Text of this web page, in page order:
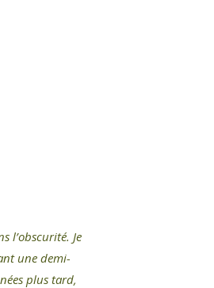
l’obscurité. Je
une demi-
plus tard,